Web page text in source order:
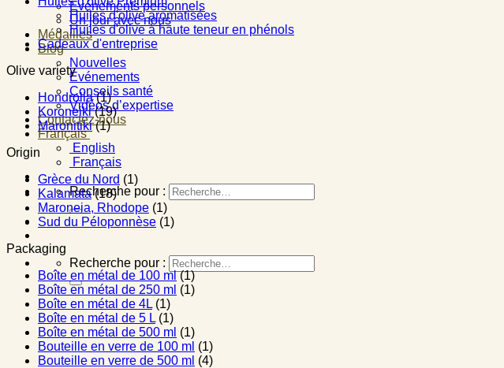
Événements personnels
Un jour avec nous
Médailles
Blog
Nouvelles
Événements
Conseils santé
Vidéos d’expertise
Contactez-nous
Français
English
Français
Recherche pour :
Recherche pour :
Huiles d'olive aromatisées
Huiles d'olive à haute teneur en phénols
Cadeaux d'entreprise
Olive variety
Hondrolia (1)
Koroneiki (19)
Maronitiki (1)
Origin
Grèce du Nord (1)
Kalamata (18)
Maroneia, Rhodope (1)
Sud du Péloponnèse (1)
Packaging
Boîte en métal de 100 ml (1)
Boîte en métal de 250 ml (1)
Boîte en métal de 4L (1)
Boîte en métal de 5 L (1)
Boîte en métal de 500 ml (1)
Bouteille en verre de 100 ml (1)
Bouteille en verre de 500 ml (4)